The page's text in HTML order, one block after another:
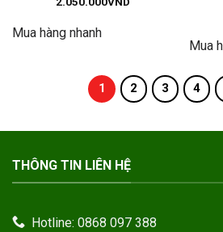
sao
Mua hàng nhanh
Mua
1 2 3 4
THÔNG TIN LIÊN HỆ
Hotline: 0868 097 388